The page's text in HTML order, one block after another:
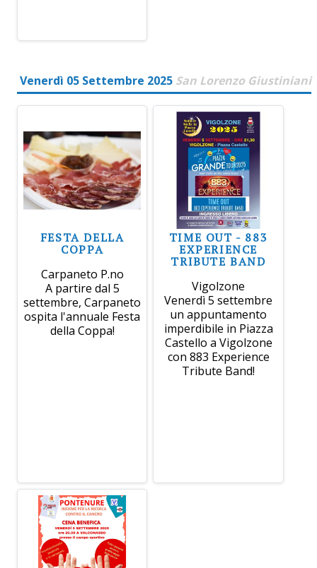
Venerdì 05 Settembre 2025 San Lorenzo Giustiniani
FESTA DELLA
COPPA
Carpaneto P.no
A partire dal 5
settembre, Carpaneto
ospita l'annuale Festa
della Coppa!
TIME OUT - 883
EXPERIENCE
TRIBUTE BAND
Vigolzone
Venerdì 5 settembre
un appuntamento
imperdibile in Piazza
Castello a Vigolzone
con 883 Experience
Tribute Band!